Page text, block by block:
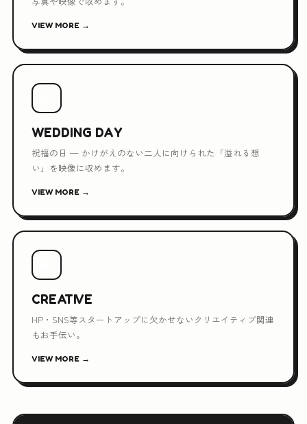
VIEW MORE →
WEDDING DAY
祝福の日 — かけがえのない二人に向けられた「溢れる想
い」を映像に収めます。
VIEW MORE →
CREATIVE
HP・SNS等スタートアップに欠かせないクリエイティブ関連
もお手伝い。
VIEW MORE →